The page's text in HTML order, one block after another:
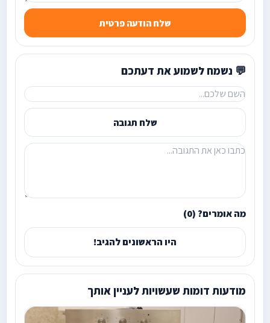
שלח הודעה פרטית
💬 נשמח לשמוע את דעתכם
שלח תגובה
מה אומרים? (0)
היו הראשונים להגיב!
מודעות דומות שעשויות לעניין אותך